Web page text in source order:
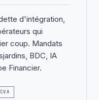
d'intégration,
qui
coup. Mandats
BDC, IA
Financier.